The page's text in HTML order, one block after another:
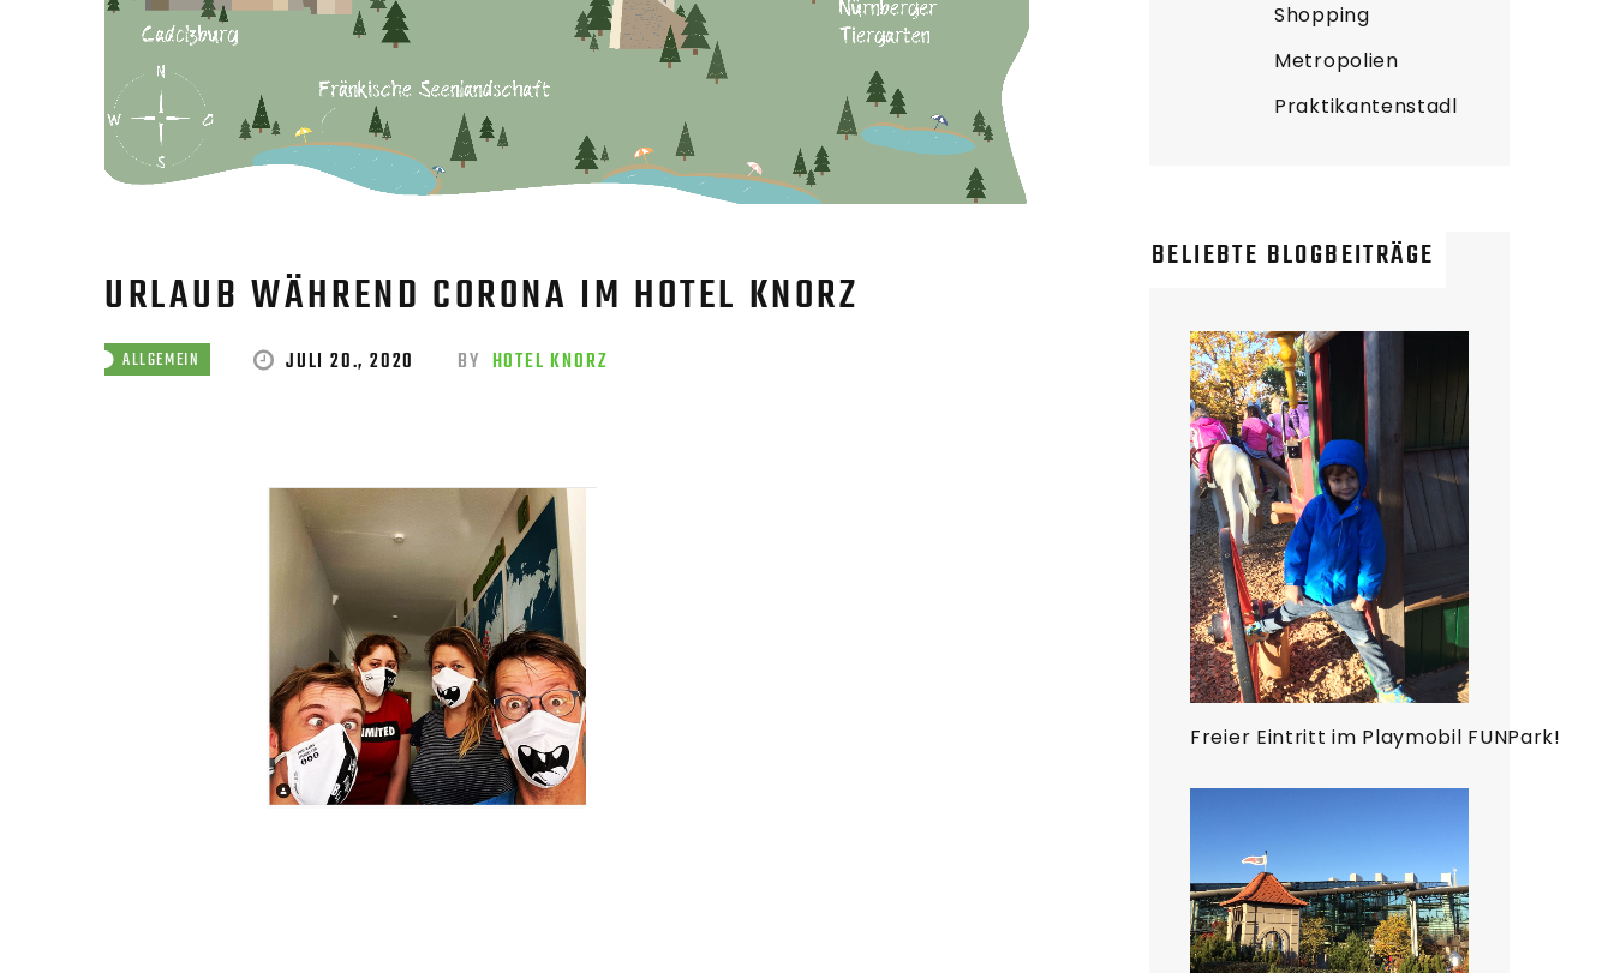
URLAUB WÄHREND CORONA IM HOTEL KNORZ
ALLGEMEIN JULI 20., 2020 BY HOTEL KNORZ
Shopping
Metropolien
Praktikantenstadl
BELIEBTE BLOGBEITRÄGE
Freier Eintritt im Playmobil FUNPark!